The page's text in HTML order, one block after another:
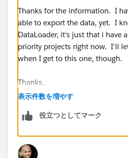
Thanks for the information. I
able to export the data, yet. I
DataLoader, it's just that i have
priority projects right now. I'll
when I get to this one, though.
Thanks.
表示件数を増やす
役立つとしてマーク